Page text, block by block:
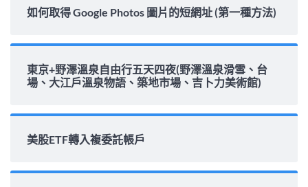
如何取得 Google Photos 圖片的短網址 (第一種方法)
東京+野澤溫泉自由行五天四夜(野澤溫泉滑雪、台
場、大江戶溫泉物語、築地市場、吉卜力美術館)
美股ETF轉入複委託帳戶